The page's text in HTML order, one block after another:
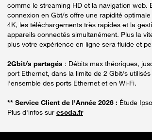
comme le streaming HD et la navigation web.
connexion en Gbt/s offre une rapidité
4K, les téléchargements très rapides et la
appareils connectés simultanément. Plus la
plus votre expérience en ligne sera fluide et
2Gbit/s partagés : Débits max théoriques,
port Ethernet, dans la limite de 2 Gbit/s
l’ensemble des ports Ethernet et en Wi-Fi.
** Service Client de l'Année 2026 : Étude
Plus d'infos sur escda.fr